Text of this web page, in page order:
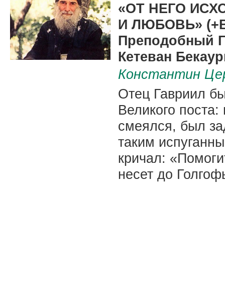
«ОТ НЕГО
И ЛЮБОВЬ»
Преподобный
Кетеван
Константин
Отец Гавриил
Великого
смеялся, был
таким
кричал:
несет до